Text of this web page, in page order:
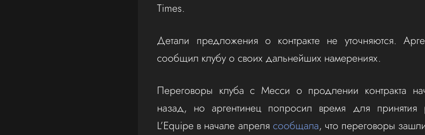
Times.
Детали предложения о контракте не уточняются.
сообщил клубу о своих дальнейших намерениях.
Переговоры клуба с Месси о продлении контракта
назад, но аргентинец попросил время для принятия
L’Equipe в начале апреля сообщала, что переговоры